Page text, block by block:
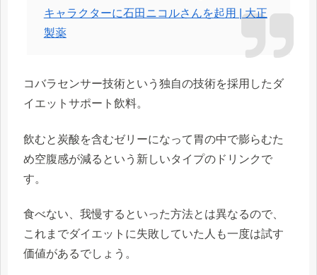
キャラクターに石田ニコルさんを起用 | 大正
製薬
コバラセンサー技術という独自の技術を採用したダ
イエットサポート飲料。
飲むと炭酸を含むゼリーになって胃の中で膨らむた
め空腹感が減るという新しいタイプのドリンクで
す。
食べない、我慢するといった方法とは異なるので、
これまでダイエットに失敗していた人も一度は試す
価値があるでしょう。